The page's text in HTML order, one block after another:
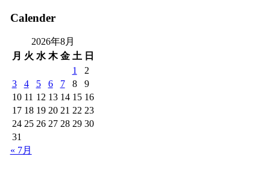
Calender
2026年8月
月 火 水 木 金 土 日
1
2
3
4 5 6 7 8
9
10 11 12 13 14 15 16
17 18 19 20 21 22 23
24 25 26 27 28 29 30
31
« 7月